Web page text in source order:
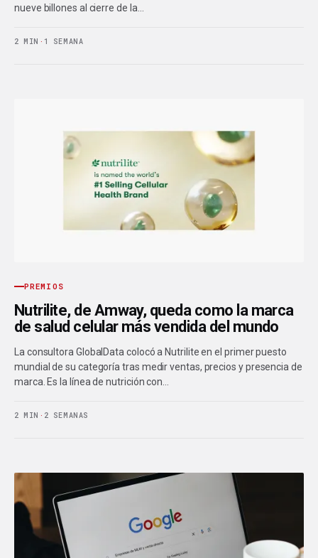
nueve billones al cierre de la…
2 MIN · 1 SEMANA
PREMIOS
Nutrilite, de Amway, queda como la marca
de salud celular más vendida del mundo
La consultora GlobalData colocó a Nutrilite en el primer puesto
mundial de su categoría tras medir ventas, precios y presencia de
marca. Es la línea de nutrición con…
2 MIN · 2 SEMANAS